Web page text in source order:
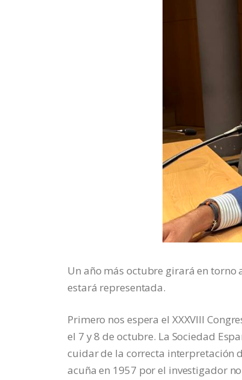
Un año más octubre girará en torno
estará representada.
Primero nos espera el XXXVIII
el 7 y 8 de octubre. La Sociedad
cuidar de la correcta interpretación
acuña en 1957 por el investigador